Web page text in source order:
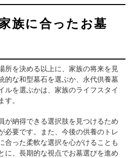
所を決める以上に、家族の将来を見
的な和型墓石を選ぶか、永代供養墓
ルを選ぶかは、家族のライフスタイ
す。
が納得できる選択肢を見つけるため
必要です。また、今後の供養のトレ
合った柔軟な選択を心がけることも
に、長期的な視点でお墓選びを進め